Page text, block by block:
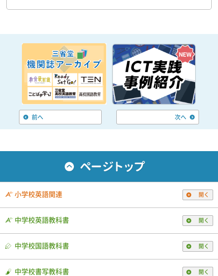
前へ 次へ
小学校英語関連 開く
中学校英語教科書 開く
中学校国語教科書 開く
中学校書写教科書 開く